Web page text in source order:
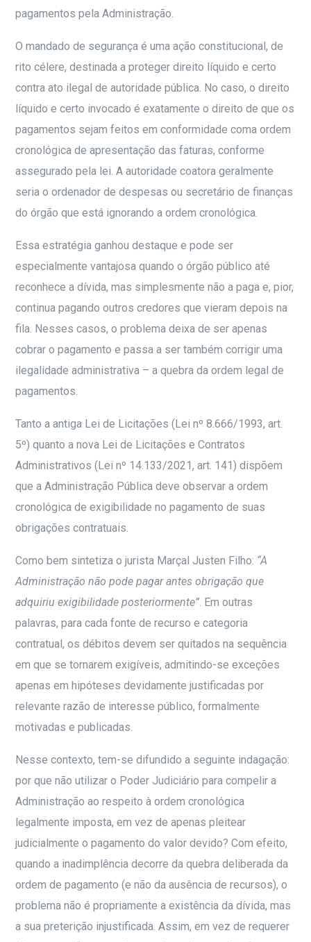
pagamentos pela Administração.
O mandado de segurança é uma ação constitucional, de
rito célere, destinada a proteger direito líquido e certo
contra ato ilegal de autoridade pública. No caso, o direito
líquido e certo invocado é exatamente o direito de que os
pagamentos sejam feitos em conformidade coma ordem
cronológica de apresentação das faturas, conforme
assegurado pela lei. A autoridade coatora geralmente
seria o ordenador de despesas ou secretário de finanças
do órgão que está ignorando a ordem cronológica.
Essa estratégia ganhou destaque e pode ser
especialmente vantajosa quando o órgão público até
reconhece a dívida, mas simplesmente não a paga e, pior,
continua pagando outros credores que vieram depois na
fila. Nesses casos, o problema deixa de ser apenas
cobrar o pagamento e passa a ser também corrigir uma
ilegalidade administrativa – a quebra da ordem legal de
pagamentos.
Tanto a antiga Lei de Licitações (Lei nº 8.666/1993, art.
5º) quanto a nova Lei de Licitações e Contratos
Administrativos (Lei nº 14.133/2021, art. 141) dispõem
que a Administração Pública deve observar a ordem
cronológica de exigibilidade no pagamento de suas
obrigações contratuais.
Como bem sintetiza o jurista Marçal Justen Filho: “A
Administração não pode pagar antes obrigação que
adquiriu exigibilidade posteriormente”. Em outras
palavras, para cada fonte de recurso e categoria
contratual, os débitos devem ser quitados na sequência
em que se tornarem exigíveis, admitindo-se exceções
apenas em hipóteses devidamente justificadas por
relevante razão de interesse público, formalmente
motivadas e publicadas.
Nesse contexto, tem-se difundido a seguinte indagação:
por que não utilizar o Poder Judiciário para compelir a
Administração ao respeito à ordem cronológica
legalmente imposta, em vez de apenas pleitear
judicialmente o pagamento do valor devido? Com efeito,
quando a inadimplência decorre da quebra deliberada da
ordem de pagamento (e não da ausência de recursos), o
problema não é propriamente a existência da dívida, mas
a sua preterição injustificada. Assim, em vez de requerer